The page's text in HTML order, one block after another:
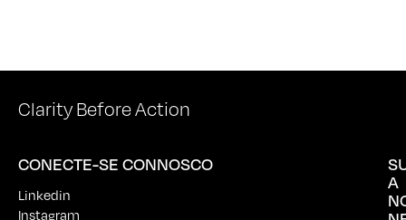
CONECTE-SE CONNOSCO